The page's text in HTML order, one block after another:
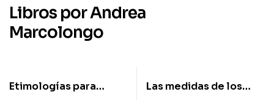
Libros por Andrea
Marcolongo
Etimologías para
Las medidas de los